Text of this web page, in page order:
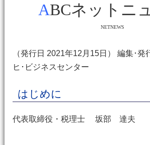
ABCネットニ
NETNEWS
（発行日 2021年12月15日） 編集･発
ヒ･ビジネスセンター
はじめに
代表取締役・税理士 坂部 達夫